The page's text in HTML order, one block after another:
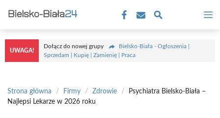
treści
UWAGA!
Dołącz do nowej grupy
Bielsko-Biała - Ogłoszenia |
Sprzedam | Kupię | Zamienię | Praca
Strona główna / Firmy / Zdrowie /
Psychiatra Bielsko-Biała –
Najlepsi Lekarze w 2026 roku